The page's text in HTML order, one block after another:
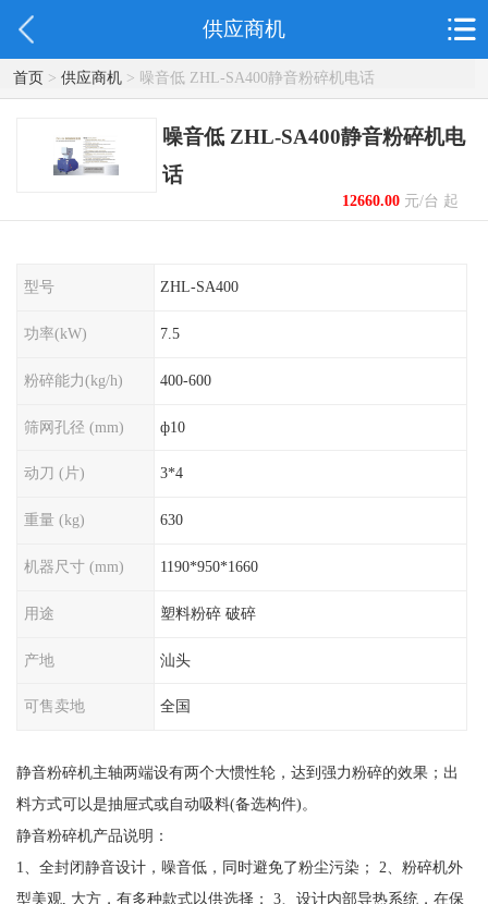
供应商机
首页> 供应商机> 噪音低 ZHL-SA400静音粉碎机电话
噪音低 ZHL-SA400静音粉碎机电
话
12660.00元/台 起
型号 ZHL-SA400
功率(kW) 7.5
粉碎能力(kg/h) 400-600
筛网孔径 (mm) ф10
动刀 (片) 3*4
重量 (kg) 630
机器尺寸 (mm) 1190*950*1660
用途 塑料粉碎 破碎
产地 汕头
可售卖地 全国
静音粉碎机主轴两端设有两个大惯性轮，达到强力粉碎的效果；出
料方式可以是抽屉式或自动吸料(备选构件)。
静音粉碎机产品说明：
1、全封闭静音设计，噪音低，同时避免了粉尘污染； 2、粉碎机外
型美观, 大方，有多种款式以供选择； 3、设计内部导热系统，在保